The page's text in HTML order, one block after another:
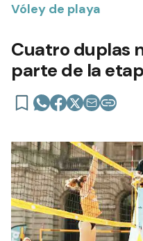
Vóley de playa
Cuatro duplas
parte de la